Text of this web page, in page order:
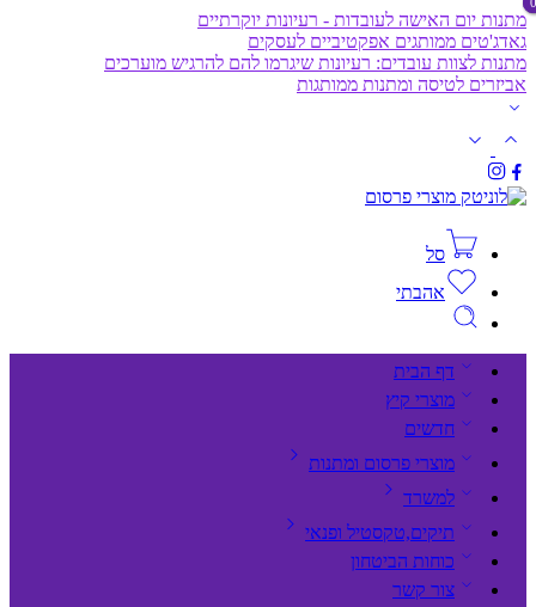
מתנות יום האישה לעובדות - רעיונות יוקרתיים
גאדג'טים ממותגים אפקטיביים לעסקים
מתנות לצוות עובדים: רעיונות שיגרמו להם להרגיש מוערכים
אביזרים לטיסה ומתנות ממותגות
סל
אהבתי
דף הבית
מוצרי קיץ
חדשים
מוצרי פרסום ומתנות
למשרד
תיקים,טקסטיל ופנאי
כוחות הביטחון
צור קשר